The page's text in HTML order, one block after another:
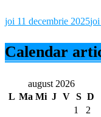
joi 11 decembrie 2025joi
Calendar
august 2026
L Ma Mi J V S D
1
2